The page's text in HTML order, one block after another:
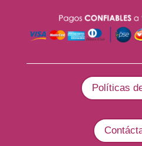
Políticas